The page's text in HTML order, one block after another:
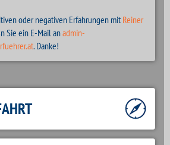
oder negativen Erfahrungen mitReiner
Sie ein E-Mail anadmin-
. Danke!